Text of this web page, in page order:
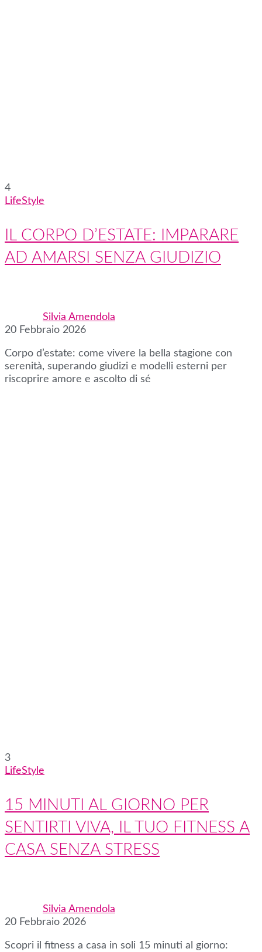
4
LifeStyle
IL CORPO D’ESTATE: IMPARARE
AD AMARSI SENZA GIUDIZIO
Silvia Amendola
20 Febbraio 2026
Corpo d’estate: come vivere la bella stagione con
serenità, superando giudizi e modelli esterni per
riscoprire amore e ascolto di sé
3
LifeStyle
15 MINUTI AL GIORNO PER
SENTIRTI VIVA, IL TUO FITNESS A
CASA SENZA STRESS
Silvia Amendola
20 Febbraio 2026
Scopri il fitness a casa in soli 15 minuti al giorno: